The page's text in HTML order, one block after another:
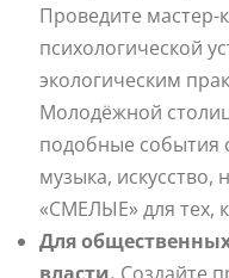
Проведите
психологической
экологическим
Молодёжной
подобные
музыка, искусство,
«СМЕЛЫЕ» для тех,
Для